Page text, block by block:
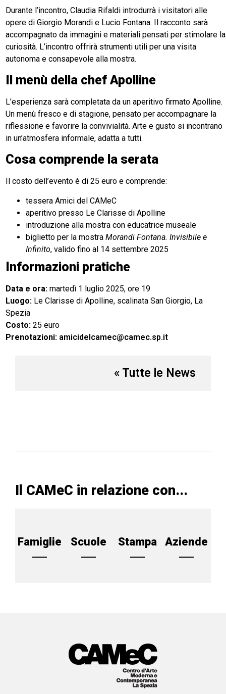
Durante l’incontro, Claudia Rifaldi introdurrà i visitatori alle
opere di Giorgio Morandi e Lucio Fontana. Il racconto sarà
accompagnato da immagini e materiali pensati per stimolare la
curiosità. L’incontro offrirà strumenti utili per una visita
autonoma e consapevole alla mostra.
Il menù della chef Apolline
L’esperienza sarà completata da un aperitivo firmato Apolline.
Un menù fresco e di stagione, pensato per accompagnare la
riflessione e favorire la convivialità. Arte e gusto si incontrano
in un’atmosfera informale, adatta a tutti.
Cosa comprende la serata
Il costo dell’evento è di 25 euro e comprende:
tessera Amici del CAMeC
aperitivo presso Le Clarisse di Apolline
introduzione alla mostra con educatrice museale
biglietto per la mostraMorandi Fontana. Invisibile e
Infinito, valido fino al 14 settembre 2025
Informazioni pratiche
Data e ora: martedì 1 luglio 2025, ore 19
Luogo: Le Clarisse di Apolline, scalinata San Giorgio, La
Spezia
Costo: 25 euro
Prenotazioni: amicidelcamec@camec.sp.it
« Tutte le News
Il CAMeC in relazione con...
Famiglie Scuole Stampa Aziende